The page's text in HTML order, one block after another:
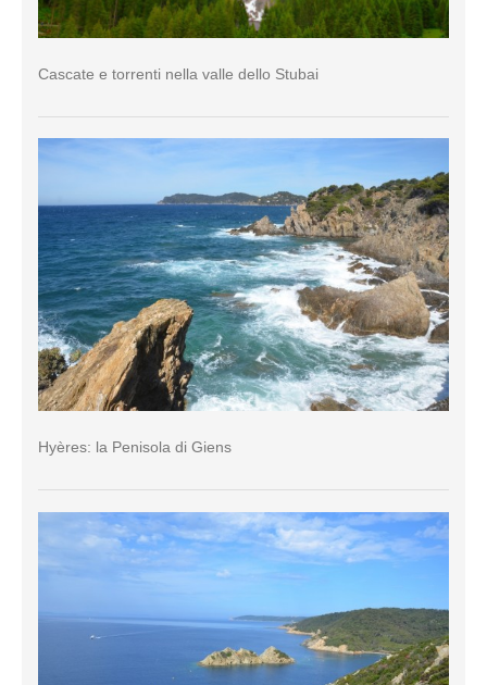
Cascate e torrenti nella valle dello Stubai
Hyères: la Penisola di Giens